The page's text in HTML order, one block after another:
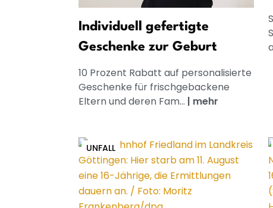
Individuell gefertigte
Geschenke zur Geburt
10 Prozent Rabatt auf personalisierte
Geschenke für frischgebackene
Eltern und deren Fam... | mehr
UNFALL